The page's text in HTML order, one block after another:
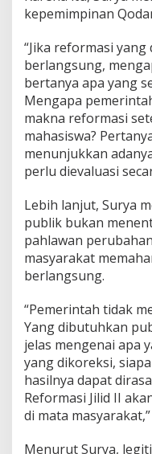
kepemimpinan
“Jika reformasi
berlangsung,
bertanya apa yang
Mengapa
makna reformasi
mahasiswa?
menunjukkan
perlu dievaluasi
Lebih lanjut, Surya
publik bukan
pahlawan
masyarakat
berlangsung.
“Pemerintah tidak
Yang dibutuhkan
jelas mengenai apa
yang dikoreksi,
hasilnya dapat
Reformasi Jilid II
di mata
Menurut Surya,